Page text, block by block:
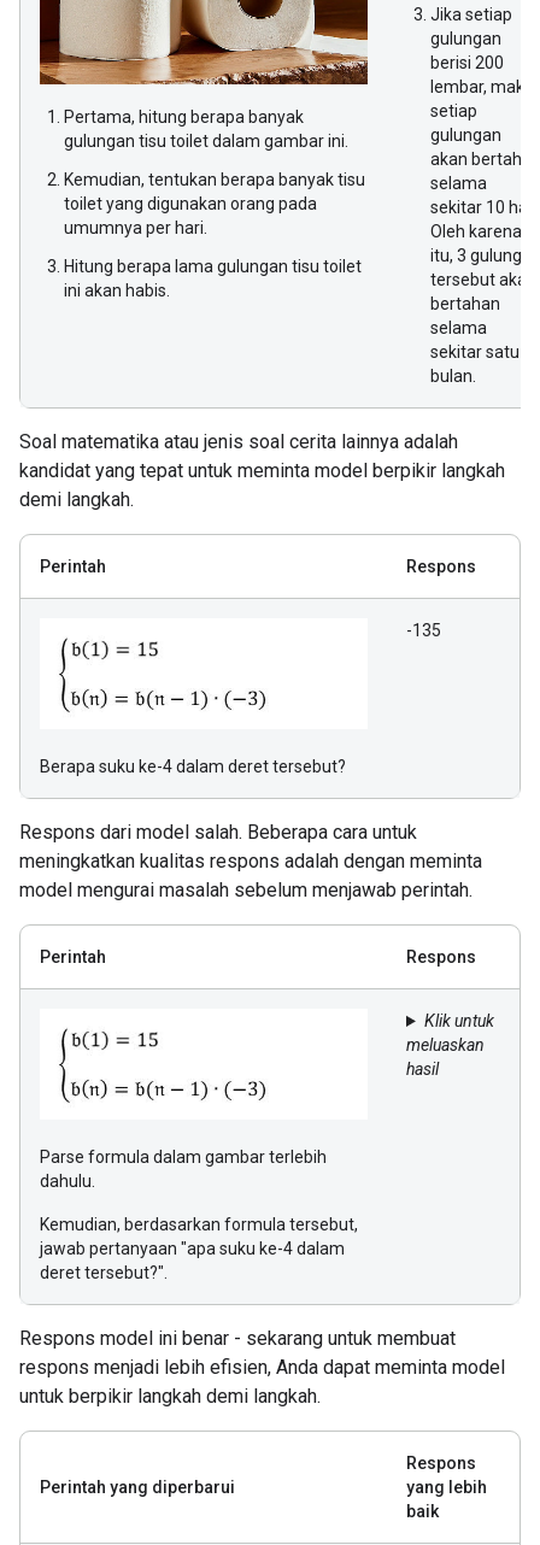
Pertama, hitung berapa banyak
gulungan tisu toilet dalam gambar ini.
Kemudian, tentukan berapa banyak tisu
toilet yang digunakan orang pada
umumnya per hari.
Hitung berapa lama gulungan tisu toilet
ini akan habis.
Jika setiap
gulungan
berisi 200
lembar, maka
setiap
gulungan
akan bertahan
selama
sekitar 10 hari.
Oleh karena
itu, 3 gulungan
tersebut akan
bertahan
selama
sekitar satu
bulan.
Soal matematika atau jenis soal cerita lainnya adalah
kandidat yang tepat untuk meminta model berpikir langkah
demi langkah.
Perintah Respons
Berapa suku ke-4 dalam deret tersebut?
-135
Respons dari model salah. Beberapa cara untuk
meningkatkan kualitas respons adalah dengan meminta
model mengurai masalah sebelum menjawab perintah.
Perintah Respons
Parse formula dalam gambar terlebih
dahulu.
Kemudian, berdasarkan formula tersebut,
jawab pertanyaan "apa suku ke-4 dalam
deret tersebut?".
Klik untuk
meluaskan
hasil
Respons model ini benar - sekarang untuk membuat
respons menjadi lebih efisien, Anda dapat meminta model
untuk berpikir langkah demi langkah.
Perintah yang diperbarui
Respons
yang lebih
baik